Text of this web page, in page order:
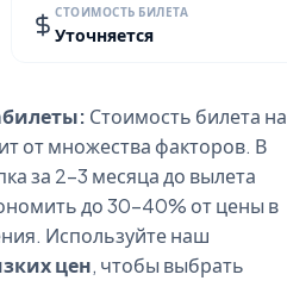
СТОИМОСТЬ БИЛЕТА
Уточняется
Стоимость билета на
от множества факторов. В
за 2-3 месяца до вылета
до 30-40% от цены в
Используйте наш
цен, чтобы выбрать